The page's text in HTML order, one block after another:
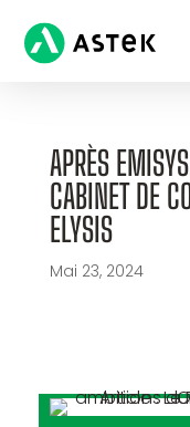
APRÈS
CABINET DE
ELYSIS
Mai 23, 2024